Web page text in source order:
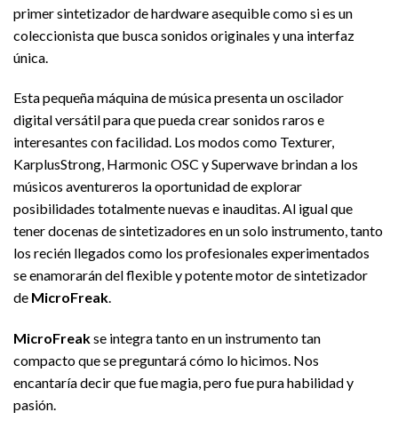
primer sintetizador de hardware asequible como si es un
coleccionista que busca sonidos originales y una interfaz
única.
Esta pequeña máquina de música presenta un oscilador
digital versátil para que pueda crear sonidos raros e
interesantes con facilidad. Los modos como Texturer,
KarplusStrong, Harmonic OSC y Superwave brindan a los
músicos aventureros la oportunidad de explorar
posibilidades totalmente nuevas e inauditas. Al igual que
tener docenas de sintetizadores en un solo instrumento, tanto
los recién llegados como los profesionales experimentados
se enamorarán del flexible y potente motor de sintetizador
de MicroFreak.
MicroFreakse integra tanto en un instrumento tan
compacto que se preguntará cómo lo hicimos. Nos
encantaría decir que fue magia, pero fue pura habilidad y
pasión.